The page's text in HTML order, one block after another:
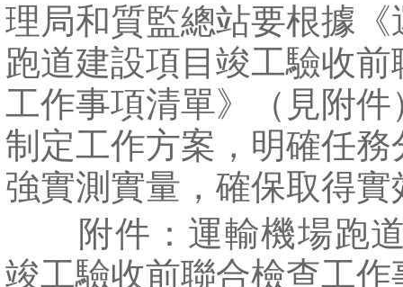
理局和質監總站要根據《
跑道建設項目竣工驗收前
工作事項清單》（見附件
制定工作方案，明確任務
強實測實量，確保取得實
附件：運輸機場跑道
竣工驗收前聯合檢查工作